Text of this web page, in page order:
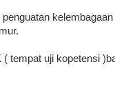
tempat uji kopetensi